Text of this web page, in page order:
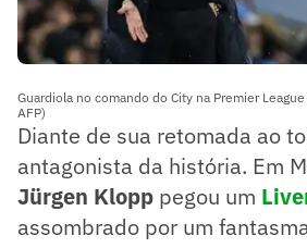
Guardiola no comando do City na Premier League
AFP)
Diante de sua retomada ao
antagonista da história. Em
Jürgen Klopp pegou um
assombrado por um